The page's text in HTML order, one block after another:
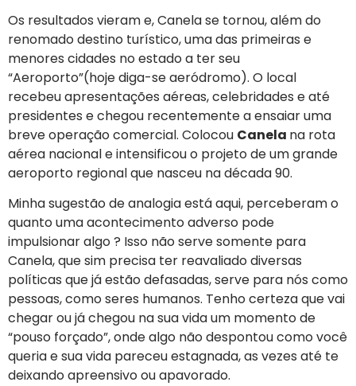
Os resultados vieram e, Canela se tornou, além do
renomado destino turístico, uma das primeiras e
menores cidades no estado a ter seu
“Aeroporto”(hoje diga-se aeródromo). O local
recebeu apresentações aéreas, celebridades e até
presidentes e chegou recentemente a ensaiar uma
breve operação comercial. Colocou Canela na rota
aérea nacional e intensificou o projeto de um grande
aeroporto regional que nasceu na década 90.
Minha sugestão de analogia está aqui, perceberam o
quanto uma acontecimento adverso pode
impulsionar algo ? Isso não serve somente para
Canela, que sim precisa ter reavaliado diversas
políticas que já estão defasadas, serve para nós como
pessoas, como seres humanos. Tenho certeza que vai
chegar ou já chegou na sua vida um momento de
“pouso forçado”, onde algo não despontou como você
queria e sua vida pareceu estagnada, as vezes até te
deixando apreensivo ou apavorado.